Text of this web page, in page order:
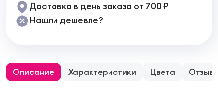
Доставка в день заказа от 700 ₽
Нашли дешевле?
Описание Характеристики Цвета